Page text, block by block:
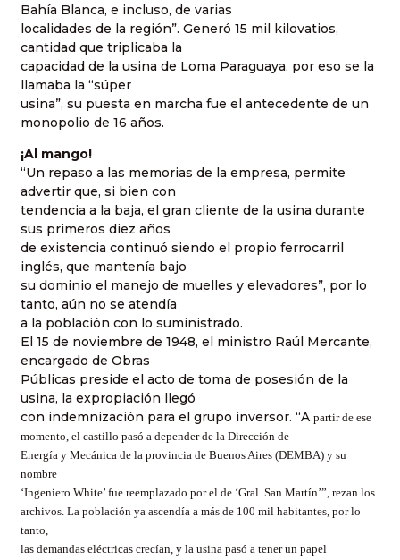
Bahía Blanca, e incluso, de varias
localidades de la región”. Generó 15 mil kilovatios,
cantidad que triplicaba la
capacidad de la usina de Loma Paraguaya, por eso se la
llamaba la “súper
usina”, su puesta en marcha fue el antecedente de un
monopolio de 16 años.
¡Al mango!
“Un repaso a las memorias de la empresa, permite
advertir que, si bien con
tendencia a la baja, el gran cliente de la usina durante
sus primeros diez años
de existencia continuó siendo el propio ferrocarril
inglés, que mantenía bajo
su dominio el manejo de muelles y elevadores”, por lo
tanto, aún no se atendía
a la población con lo suministrado.
El 15 de noviembre de 1948, el ministro Raúl Mercante,
encargado de Obras
Públicas preside el acto de toma de posesión de la
usina, la expropiación llegó
con indemnización para el grupo inversor. “A partir de ese
momento, el castillo pasó a depender de la Dirección de
Energía y Mecánica de la provincia de Buenos Aires (DEMBA) y su
nombre
‘Ingeniero White’ fue reemplazado por el de ‘Gral. San Martín’”, rezan los
archivos. La población ya ascendía a más de 100 mil habitantes, por lo
tanto,
las demandas eléctricas crecían, y la usina pasó a tener un papel